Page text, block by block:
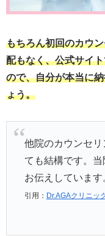
もちろん初回のカウ
配もなく、公式サイ
ので、自分が本当に
ょう。
他院のカウンセ
ても結構です。
お伝えしています
引用： Dr.AGAクリニッ